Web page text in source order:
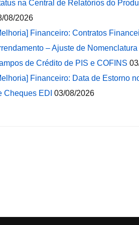
na Central de Relatórios do
08/2026
Financeiro: Contratos
– Ajuste de
de Crédito de PIS e COFINS
Financeiro: Data de Estorno
Cheques EDI 03/08/2026